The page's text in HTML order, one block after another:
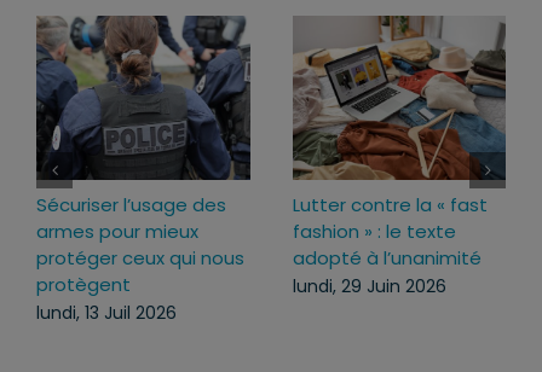
Loi d’urgence agricole :
pourquoi j’ai voté pour
ce texte
mercredi, 22 Juil 2026
Projet de loi RIPOST :
des réponses fermes
face aux atteintes à
l’ordre public du